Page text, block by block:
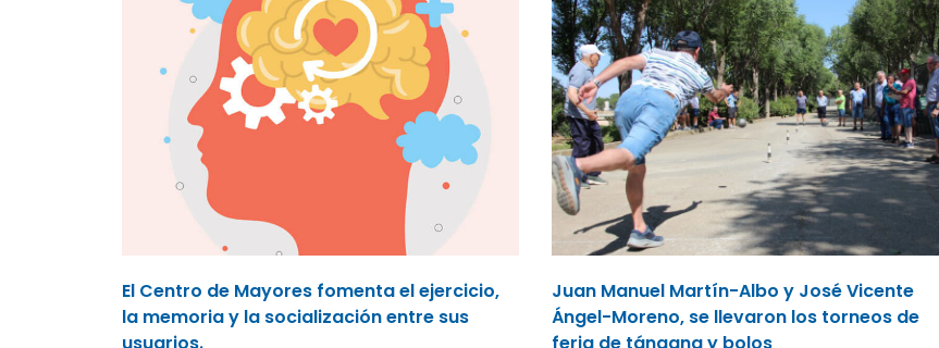
El Centro de Mayores fomenta el ejercicio,
la memoria y la socialización entre sus
Juan Manuel Martín-Albo y José Vicente
Ángel-Moreno, se llevaron los torneos de